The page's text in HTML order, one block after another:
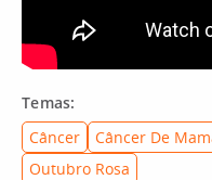
Temas:
Câncer
Câncer De
Outubro Rosa